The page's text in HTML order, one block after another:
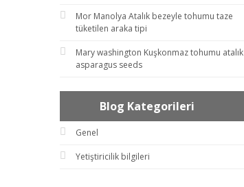
Mor Manolya Atalık bezeyle tohumu taze
tüketilen araka tipi
Mary washington Kuşkonmaz tohumu atalık
asparagus seeds
Blog Kategorileri
Genel
Yetiştiricilik bilgileri